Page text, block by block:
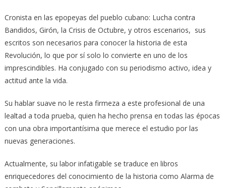
Cronista en las epopeyas del pueblo cubano: Lucha contra
Bandidos, Girón, la Crisis de Octubre, y otros escenarios, sus
escritos son necesarios para conocer la historia de esta
Revolución, lo que por sí solo lo convierte en uno de los
imprescindibles. Ha conjugado con su periodismo activo, idea y
actitud ante la vida.
Su hablar suave no le resta firmeza a este profesional de una
lealtad a toda prueba, quien ha hecho prensa en todas las épocas
con una obra importantísima que merece el estudio por las
nuevas generaciones.
Actualmente, su labor infatigable se traduce en libros
enriquecedores del conocimiento de la historia como Alarma de